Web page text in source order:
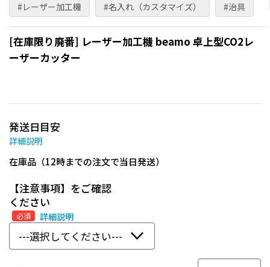
#レーザー加工機
#名入れ（カスタマイズ） #治具
[在庫限り廃番] レーザー加工機 beamo 卓上型CO2レ
ーザーカッター
発送日目安
詳細説明
在庫品（12時までの注文で当日発送）
【注意事項】をご確認
ください
必須 詳細説明